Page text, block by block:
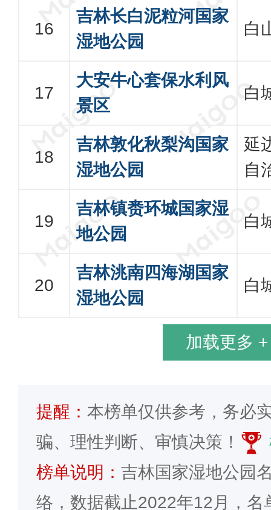
吉林长白泥粒河国家
湿地公园
白
大安牛心套保水利风
景区
白
吉林敦化秋梨沟国家
湿地公园
延
自
吉林镇赉环城国家湿
地公园
白
吉林洮南四海湖国家
湿地公园
白
加载更多 +
提醒： 本榜单仅供参考，务必
骗、理性判断、审慎决策！
榜单说明： 吉林国家湿地公园
络，数据截止2022年12月，名